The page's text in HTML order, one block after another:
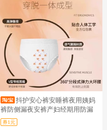
抖护安心裤安睡裤夜用姨妈
裤防侧漏夜安裤产妇经期用防漏
卫生巾
券1元